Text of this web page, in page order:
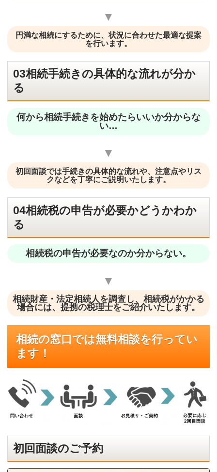
▼
円満な相続にするために、状況に合わせた最適な提案
を行います。
03相続手続きの具体的な流れが分か
る
何から相続手続きを始めたらいいか分からな
い…
▼
初回面談では手続きの具体的な流れや、注意点やリス
クなどを丁寧にご説明いたします。
04相続税の申告が必要かどうかわか
る
相続税の申告が必要なのか分からない。
▼
相続財産・法定相続人を調査し、相続税がかかる
場合には、提携の税理士をご紹介いたします。
相続の窓口では無料相談を行ってい
ます！
初回面談のご予約